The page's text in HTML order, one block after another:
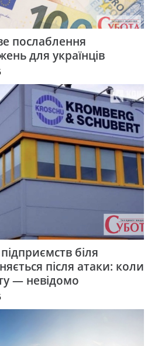
послаблення
для українців
біля
після атаки: коли
— невідомо